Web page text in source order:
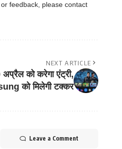
feedback, please contact
NEXT ARTICLE
को करेगा एंट्री,
को मिलेगी टक्कर
Leave a Comment